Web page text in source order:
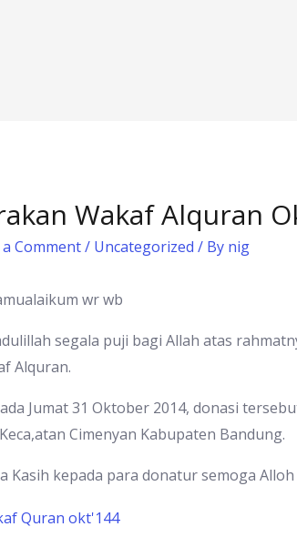
Wakaf Alquran
a Comment/ Uncategorized / By nig
wr wb
segala puji bagi Allah atas
Alquran.
Jumat 31 Oktober 2014, donasi
Cimenyan Kabupaten Bandung.
Kasih kepada para donatur semoga